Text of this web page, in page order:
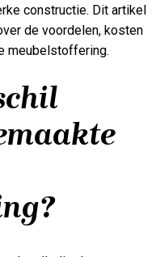
constructie. Dit artikel
de voordelen, kosten
meubelstoffering.